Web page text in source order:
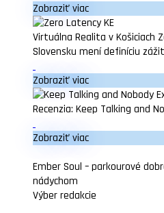
Zobraziť viac
Virtuálna Realita v Košiciach
Slovensku mení definíciu
Zobraziť viac
Recenzia: Keep Talking and
Zobraziť viac
Ember Soul – parkourové
nádychom
Výber redakcie